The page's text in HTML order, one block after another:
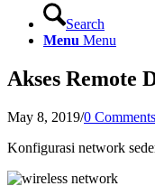
Search
Menu Menu
Akses Remote
May 8, 2019/0 Comments
Konfigurasi network